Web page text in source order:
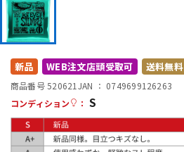
配信/ライブ機器
中古
新品 WEB注文店頭受取可 送料無料
商品番号 520621 JAN ： 0749699126263
コンディション
： S